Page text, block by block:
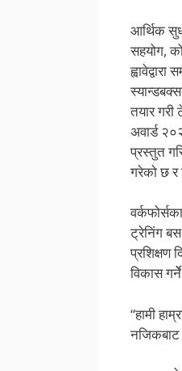
आर्थिक
सहयोग,
तयार
अवार्ड
प्रस्तुत
गरेको छ र
ट्रेनिंग
प्रशिक्षण
विकास
“हामी
नजिकबाट